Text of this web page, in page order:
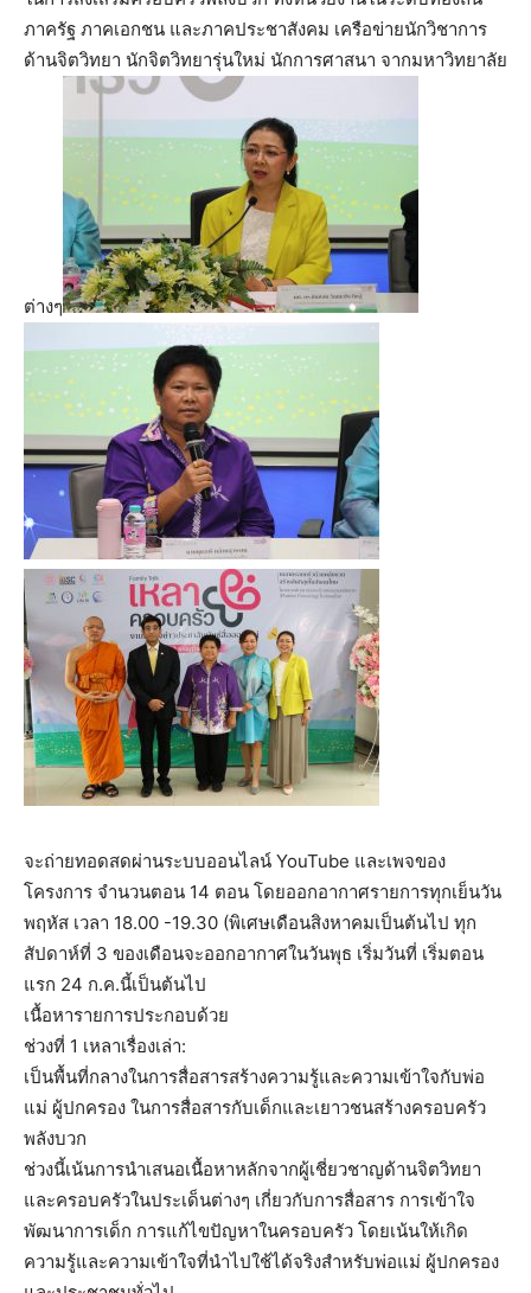
ภาครัฐ ภาคเอกชน และภาคประชาสังคม เครือข่ายนักวิชาการ
ด้านจิตวิทยา นักจิตวิทยารุ่นใหม่ นักการศาสนา จากมหาวิทยาลัย
ต่างๆ
จะถ่ายทอดสดผ่านระบบออนไลน์ YouTube และเพจของ
โครงการ จำนวนตอน​ 14 ตอน โดยออกอากาศรายการทุกเย็นวัน
พฤหัส เวลา 18.00 -19.30 (พิเศษเดือนสิงหาคมเป็นต้นไป ทุก
สัปดาห์ที่ 3 ของเดือนจะออกอากาศในวันพุธ เริ่มวันที่ เริ่มตอน
แรก 24 ก.ค.นี้เป็นต้นไป
เนื้อหารายการประกอบด้วย
ช่วงที่ 1 เหลาเรื่องเล่า:
เป็นพื้นที่กลางในการสื่อสารสร้างความรู้และความเข้าใจกับพ่อ
แม่ ผู้ปกครอง ในการสื่อสารกับเด็กและเยาวชนสร้างครอบครัว
พลังบวก
ช่วงนี้เน้นการนำเสนอเนื้อหาหลักจากผู้เชี่ยวชาญด้านจิตวิทยา
และครอบครัวในประเด็นต่างๆ เกี่ยวกับการสื่อสาร การเข้าใจ
พัฒนาการเด็ก การแก้ไขปัญหาในครอบครัว โดยเน้นให้เกิด
ความรู้และความเข้าใจที่นำไปใช้ได้จริงสำหรับพ่อแม่ ผู้ปกครอง